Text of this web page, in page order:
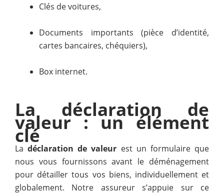
Clés de voitures,
Documents importants (pièce d’identité,
cartes bancaires, chéquiers),
Box internet.
La déclaration de
valeur : un élément
clé
Ladéclaration de valeur est un formulaire que
nous vous fournissons avant le déménagement
pour détailler tous vos biens, individuellement et
globalement. Notre assureur s’appuie sur ce